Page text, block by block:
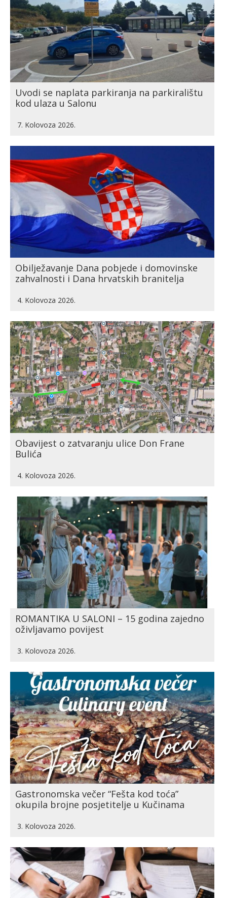
Uvodi se naplata parkiranja na parkiralištu
kod ulaza u Salonu
7. Kolovoza 2026.
Obilježavanje Dana pobjede i domovinske
zahvalnosti i Dana hrvatskih branitelja
4. Kolovoza 2026.
Obavijest o zatvaranju ulice Don Frane
Bulića
4. Kolovoza 2026.
ROMANTIKA U SALONI – 15 godina zajedno
oživljavamo povijest
3. Kolovoza 2026.
Gastronomska večer “Fešta kod toća”
okupila brojne posjetitelje u Kučinama
3. Kolovoza 2026.